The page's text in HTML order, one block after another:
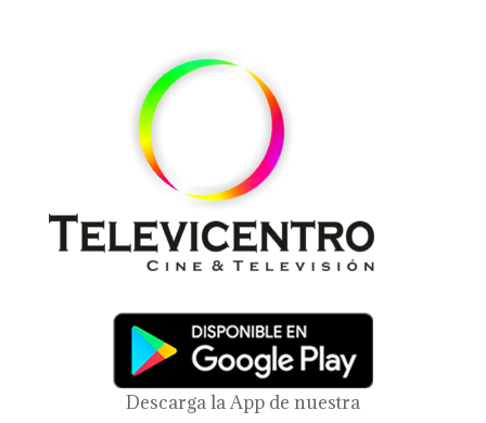
Descarga la App de nuestra